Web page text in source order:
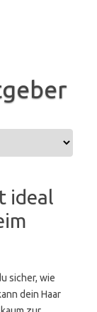
ideal
sicher, wie
dein Haar